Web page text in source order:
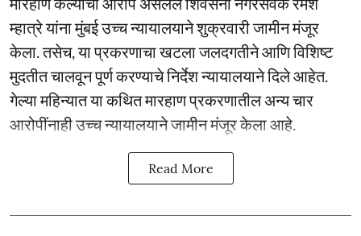
म्हात्रे यांना मुंबई उच्च न्यायालयाने शुक्रवारी जामीन मंजूर
केला. तसेच, या प्रकरणाचा खटला जलदगतीने आणि विशिष्ट
मुदतीत चालवून पूर्ण करण्याचे निर्देश न्यायालयाने दिले आहेत.
गेल्या महिन्यात या कथित मारहाण प्रकरणातील अन्य चार
आरोपींनाही उच्च न्यायालयाने जामीन मंजूर केला आहे.
Read More